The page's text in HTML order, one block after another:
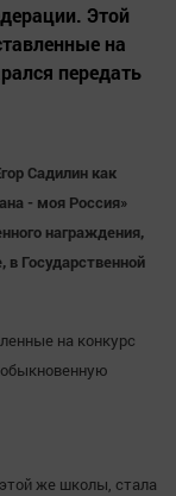
Этой
на
передать
Садилин как
- моя Россия»
награждения,
в Государственной
на конкурс
же школы, стала